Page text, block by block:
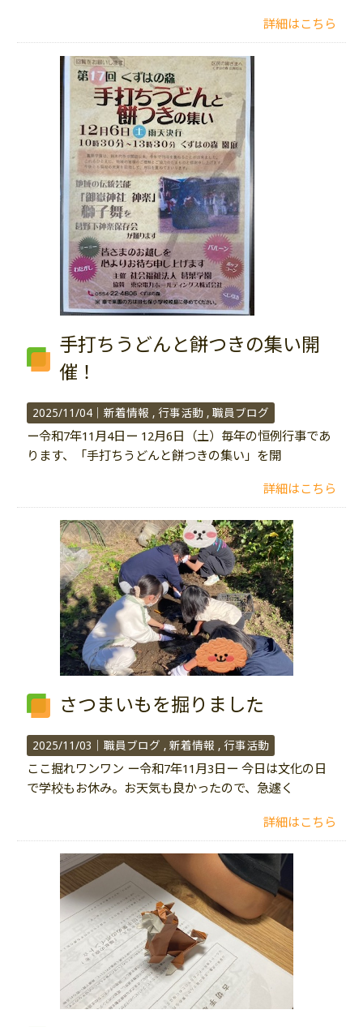
詳細はこちら
手打ちうどんと餅つきの集い開
催！
2025/11/04｜新着情報 行事活動 職員ブログ
ー令和7年11月4日ー 12月6日（土）毎年の恒例行事であ
ります、「手打ちうどんと餅つきの集い」を開
詳細はこちら
さつまいもを掘りました
2025/11/03｜職員ブログ 新着情報 行事活動
ここ掘れワンワン ー令和7年11月3日ー 今日は文化の日
で学校もお休み。お天気も良かったので、急遽く
詳細はこちら